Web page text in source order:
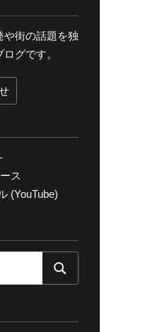
や街の話題を独
グです。
ス
(YouTube)
検